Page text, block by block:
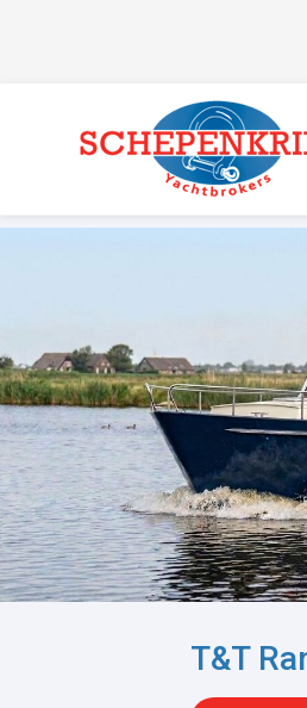
T&T